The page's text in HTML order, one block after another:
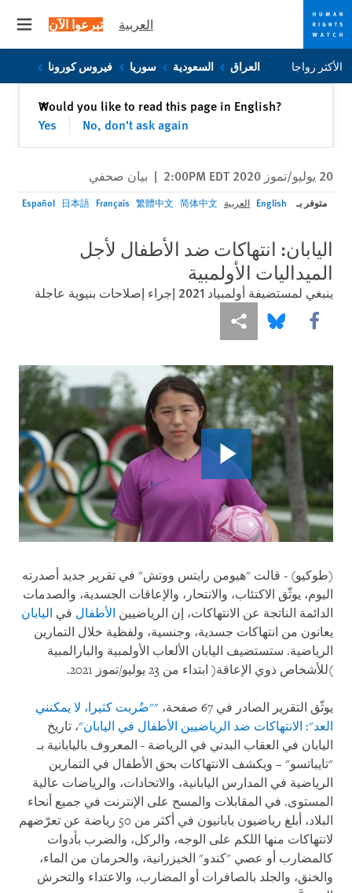
Skip
to
Skip
to
العربية تبرعوا الآن
الأكثر رواجا العراق السعودية سوريا فيروس كورونا
Would you like to read this page in English?
Yes
No, don't ask again
✕إغلاق
20 يوليو/تموز 2020 2:00PM EDT | بيان صحفي
متوفر بـ English العربية 简体中文
繁體中文
Français
日本語
Español
اليابان: انتهاكات ضد الأطفال لأجل
الميداليات الأولمبية
ينبغي لمستضيفة أولمبياد 2021 إجراء إصلاحات بنيوية عاجلة
Share this via Facebook
Share this via Bluesky
Share this via مشاركة
(طوكيو) - قالت "هيومن رايتس ووتش" في تقرير جديد أصدرته
اليوم، يوثّق الاكتئاب، والانتحار، والإعاقات الجسدية، والصدمات
الدائمة الناتجة عن الانتهاكات، إن الرياضيين الأطفال في اليابان
يعانون من انتهاكات جسدية، وجنسية، ولفظية خلال التمارين
الرياضية. ستستضيف اليابان الألعاب الأولمبية والبارالمبية
)للأشخاص ذوي الإعاقة( ابتداء من 23 يوليو/تموز 2021.
يوثّق التقرير الصادر في 67 صفحة،
""ضُربت كثيرا، لا يمكنني
العد": الانتهاكات ضد الرياضيين الأطفال في اليابان"، تاريخ
اليابان في العقاب البدني في الرياضة - المعروف باليابانية بـ
"تايباتسو" – ويكشف الانتهاكات بحق الأطفال في التمارين
الرياضية في المدارس اليابانية، والاتحادات، والرياضات عالية
المستوى. في المقابلات والمسح على الإنترنت في جميع أنحاء
البلاد، أبلغ رياضيون يابانيون في أكثر من 50 رياضة عن تعرّضهم
لانتهاكات منها اللكم على الوجه، والركل، والضرب بأدوات
كالمضارب أو عصي "كندو" الخيزرانية، والحرمان من الماء،
والخنق، والجلد بالصافرات أو المضارب، والاعتداء والتحرش